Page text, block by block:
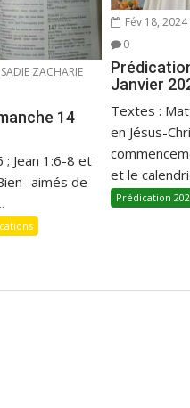
ZACHARIE
14
; Jean 1:6-8 et
aimés de
Fév 18, 2024
0
Janvier
Textes :
en Jésus-
et le
Prédication